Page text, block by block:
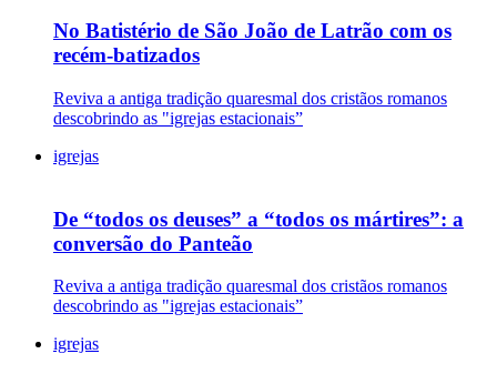
No Batistério de São João de Latrão com os
recém-batizados
Reviva a antiga tradição quaresmal dos cristãos romanos
descobrindo as "igrejas estacionais”
igrejas
De “todos os deuses” a “todos os mártires”: a
conversão do Panteão
Reviva a antiga tradição quaresmal dos cristãos romanos
descobrindo as "igrejas estacionais”
igrejas